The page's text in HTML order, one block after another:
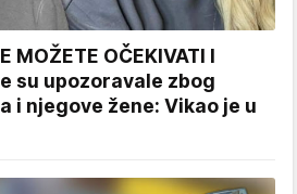
MOŽETE OČEKIVATI I
su upozoravale zbog
i njegove žene: Vikao je u